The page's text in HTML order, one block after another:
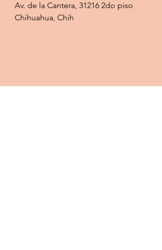
Av. de la Cantera, 31216 2do piso
Chihuahua, Chih